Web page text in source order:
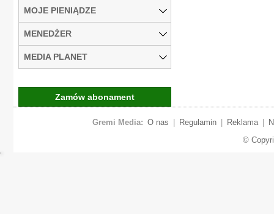
MOJE PIENIĄDZE
MENEDŻER
MEDIA PLANET
Zamów abonament
Gremi Media: O nas Regulamin Reklama
©